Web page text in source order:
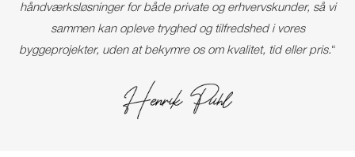
håndværksløsninger for både private og erhvervskunder, så vi
sammen kan opleve tryghed og tilfredshed i vores
byggeprojekter, uden at bekymre os om kvalitet, tid eller pris.“